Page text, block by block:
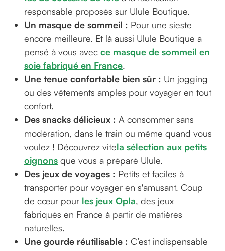
responsable proposés sur Ulule Boutique.
Un masque de sommeil : Pour une sieste
encore meilleure. Et là aussi Ulule Boutique a
pensé à vous avec ce masque de sommeil en
soie fabriqué en France.
Une tenue confortable bien sûr : Un jogging
ou des vêtements amples pour voyager en tout
confort.
Des snacks délicieux : A consommer sans
modération, dans le train ou même quand vous
voulez ! Découvrez vitela sélection aux petits
oignons que vous a préparé Ulule.
Des jeux de voyages : Petits et faciles à
transporter pour voyager en s'amusant. Coup
de cœur pour les jeux Opla, des jeux
fabriqués en France à partir de matières
naturelles.
Une gourde réutilisable : C’est indispensable